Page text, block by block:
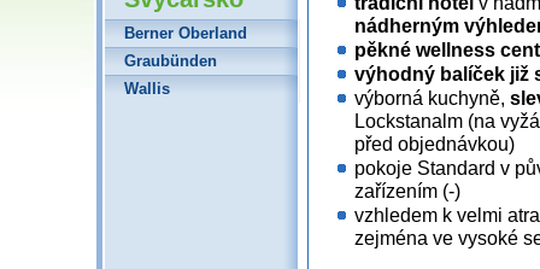
nádherným
pěkné wellness
výhodný balíček již
výborná kuchyně,
Lockstanalm (na
před objednávkou)
pokoje Standard v
zařízením (-)
vzhledem k velmi
zejména ve vysoké
Berner Oberland
Graubünden
Wallis